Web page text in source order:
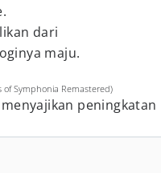
dari
maju.
of Symphonia Remastered)
peningkatan